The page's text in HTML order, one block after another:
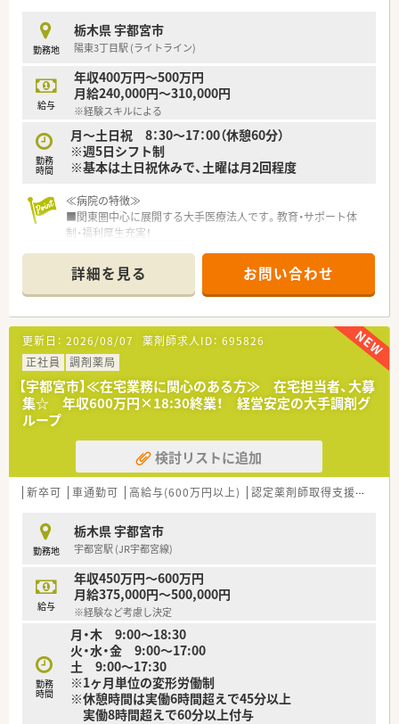
を実現しています。
■近隣店舗との連携により急な休みにも対応できる体制がある
ため、安心して働けます。
【職場環境と雰囲気】
■店舗に裁量があるため、店舗ごとの個性を活かしながら主体的
に業務に取り組めます。
■最新の電子薬歴が全店舗に導入されており、安心かつ効率よく
業務に専念できる環境です。
■グループ会社のホテルやゴルフ事業での割引制度があり、プラ
勤務地
栃木県 宇都宮市
陽東3丁目駅 (ライトライン)
給与
年収400万円～500万円
月給240,000円～310,000円
※経験スキルによる
勤務
時間
月～土日祝 8：30～17：00（休憩60分）
※週5日シフト制
※基本は土日祝休みで、土曜は月2回程度
≪病院の特徴≫
■関東圏中心に展開する大手医療法人です。教育・サポート体
制・福利厚生充実！
■入院患者さま全員の在宅復帰を目指し、全国平均を上回る
87％の実績があるグループ！
■他部署との連携もスムーズで、風通しの良い環境です。
≪業務内容≫
■入院処方薬の調剤
■注射薬の調剤（セットのみ、混注なし）
■入院患者様の服用薬の確認
■医薬品情報の収集
■医薬品の品質管理
≪おすすめポイント≫
■大手医療法人の運営する病院ですが、原則異動はありません
■夜勤はありません、残業も少なめです。
す。
詳細を見る お問い合わせ
更新日： 2026/08/07 薬剤師求人ID： 695826
正社員
調剤薬局
【宇都宮市】≪在宅業務に関心のある方≫ 在宅担当者、大募
集☆ 年収600万円×18:30終業！ 経営安定の大手調剤グ
ループ
検討リストに追加
新卒可 車通勤可 高給与(600万円以上) 認定薬剤師取得支援あり
勤務地
栃木県 宇都宮市
宇都宮駅 (JR宇都宮線)
給与
年収450万円～600万円
月給375,000円～500,000円
※経験など考慮し決定
勤務
時間
月・木 9:00～18:30
火・水・金 9:00～17:00
土 9:00～17:30
※1ヶ月単位の変形労働制
※休憩時間は実働6時間超えで45分以上
実働8時間超えで60分以上付与